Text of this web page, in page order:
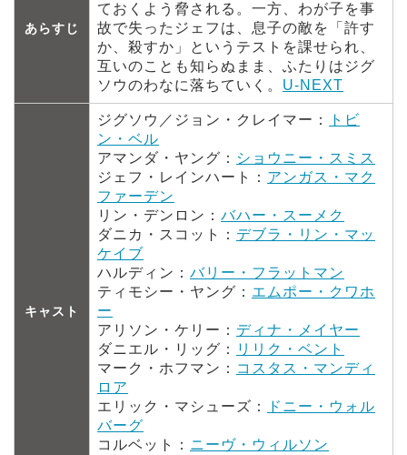
あらすじ
ておくよう脅される。一方、わが子を事
故で失ったジェフは、息子の敵を「許す
か、殺すか」というテストを課せられ、
互いのことも知らぬまま、ふたりはジグ
ソウのわなに落ちていく。 U-NEXT
キャスト
ジグソウ／ジョン・クレイマー：
トビ
ン・ベル
アマンダ・ヤング： ショウニー・スミス
ジェフ・レインハート： アンガス・マク
ファーデン
リン・デンロン： バハー・スーメク
ダニカ・スコット： デブラ・リン・マッ
ケイブ
ハルディン： バリー・フラットマン
ティモシー・ヤング： エムポー・クワホ
ー
アリソン・ケリー： ディナ・メイヤー
ダニエル・リッグ：
リリク・ベント
マーク・ホフマン： コスタス・マンディ
ロア
エリック・マシューズ：
ドニー・ウォル
バーグ
コルベット： ニーヴ・ウィルソン